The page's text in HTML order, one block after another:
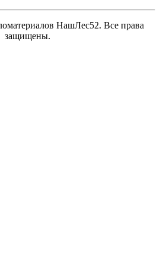
НашЛес52. Все права
защищены.